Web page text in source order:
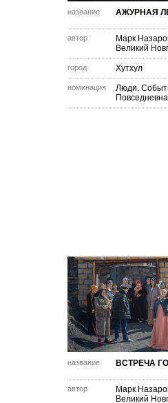
название АЖУРНАЯ
автор
Марк
Великий
город Хутхул
номинация
Люди.
название ВСТРЕЧА
автор
Марк
Великий